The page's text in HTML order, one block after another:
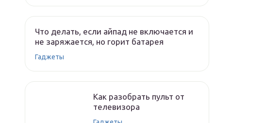
Что делать, если айпад не включается и
не заряжается, но горит батарея
Гаджеты
Как разобрать пульт от
телевизора